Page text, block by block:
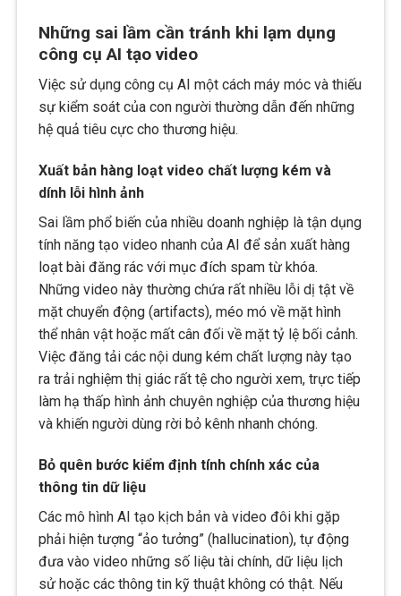
Những sai lầm cần tránh khi lạm dụng
công cụ AI tạo video
Việc sử dụng công cụ AI một cách máy móc và thiếu
sự kiểm soát của con người thường dẫn đến những
hệ quả tiêu cực cho thương hiệu.
Xuất bản hàng loạt video chất lượng kém và
dính lỗi hình ảnh
Sai lầm phổ biến của nhiều doanh nghiệp là tận dụng
tính năng tạo video nhanh của AI để sản xuất hàng
loạt bài đăng rác với mục đích spam từ khóa.
Những video này thường chứa rất nhiều lỗi dị tật về
mặt chuyển động (artifacts), méo mó về mặt hình
thể nhân vật hoặc mất cân đối về mặt tỷ lệ bối cảnh.
Việc đăng tải các nội dung kém chất lượng này tạo
ra trải nghiệm thị giác rất tệ cho người xem, trực tiếp
làm hạ thấp hình ảnh chuyên nghiệp của thương hiệu
và khiến người dùng rời bỏ kênh nhanh chóng.
Bỏ quên bước kiểm định tính chính xác của
thông tin dữ liệu
Các mô hình AI tạo kịch bản và video đôi khi gặp
phải hiện tượng “ảo tưởng” (hallucination), tự động
đưa vào video những số liệu tài chính, dữ liệu lịch
sử hoặc các thông tin kỹ thuật không có thật. Nếu